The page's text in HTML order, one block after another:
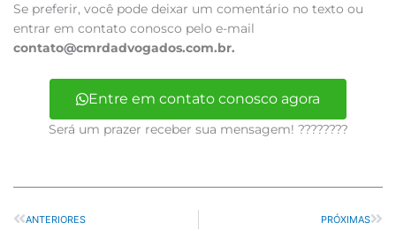
Se preferir, você pode deixar um comentário no texto ou
entrar em contato conosco pelo e-mail
contato@cmrdadvogados.com.br.
Entre em contato conosco agora
Será um prazer receber sua mensagem! ????????
ANTERIORES PRÓXIMAS